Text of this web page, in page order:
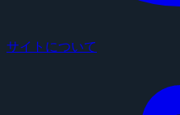
サイトについて